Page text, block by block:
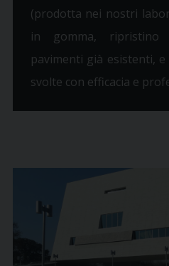
(prodotta nei nostri
in gomma,
pavimenti già esistenti,
svolte con efficacia e